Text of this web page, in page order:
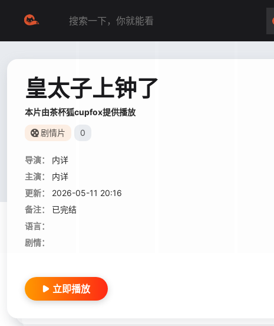
皇太子上钟了
本片由茶杯狐cupfox提供播放
剧情片 0
导演：
内详
主演：
内详
更新：
2026-05-11 20:16
备注：
已完结
语言：
剧情：
立即播放